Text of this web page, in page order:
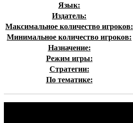
Язык:
Издатель:
Максимальное количество игроков:
Минимальное количество игроков:
Назначение:
Режим игры:
Стратегии:
По тематике: